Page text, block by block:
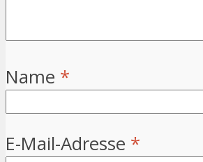
Name *
E-Mail-Adresse *